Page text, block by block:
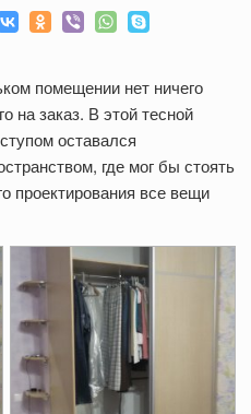
помещении нет ничего
на заказ. В этой тесной
оставался
где мог бы стоять
проектирования все вещи